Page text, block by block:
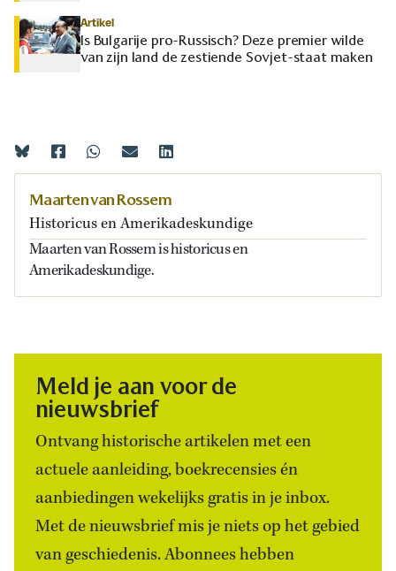
Artikel
Is Bulgarije pro-Russisch? Deze premier wilde
van zijn land de zestiende Sovjet-staat maken
Maarten van Rossem
Historicus en Amerikadeskundige
Maarten van Rossem is historicus en
Amerikadeskundige.
Meld je aan voor de
nieuwsbrief
Ontvang historische artikelen met een
actuele aanleiding, boekrecensies én
aanbiedingen wekelijks gratis in je inbox.
Met de nieuwsbrief mis je niets op het gebied
van geschiedenis. Abonnees hebben